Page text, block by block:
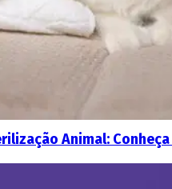
Animal: